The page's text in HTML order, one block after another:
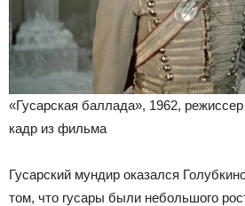
«Гусарская баллада», 1962,
кадр из фильма
Гусарский мундир оказался
том, что гусары были небольшого